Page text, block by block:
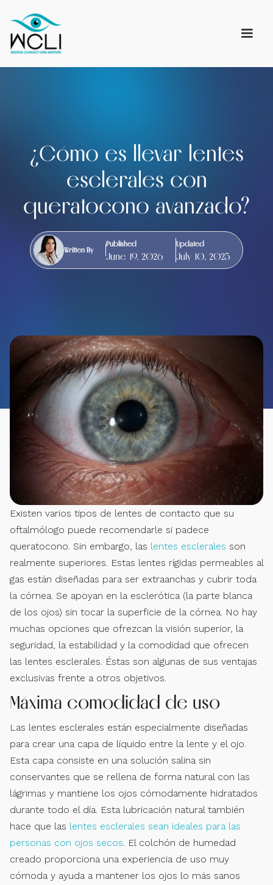
¿Cómo es llevar lentes
esclerales con
queratocono avanzado?
Written By
Published
June 19, 2026
Updated
July 10, 2025
Existen varios tipos de lentes de contacto que su
oftalmólogo puede recomendarle si padece
queratocono. Sin embargo, las lentes esclerales son
realmente superiores. Estas lentes rígidas permeables al
gas están diseñadas para ser extraanchas y cubrir toda
la córnea. Se apoyan en la esclerótica (la parte blanca
de los ojos) sin tocar la superficie de la córnea. No hay
muchas opciones que ofrezcan la visión superior, la
seguridad, la estabilidad y la comodidad que ofrecen
las lentes esclerales. Éstas son algunas de sus ventajas
exclusivas frente a otros objetivos.
Máxima comodidad de uso
Las lentes esclerales están especialmente diseñadas
para crear una capa de líquido entre la lente y el ojo.
Esta capa consiste en una solución salina sin
conservantes que se rellena de forma natural con las
lágrimas y mantiene los ojos cómodamente hidratados
durante todo el día. Esta lubricación natural también
hace que las lentes esclerales sean ideales para las
personas con ojos secos. El colchón de humedad
creado proporciona una experiencia de uso muy
cómoda y ayuda a mantener los ojos lo más sanos